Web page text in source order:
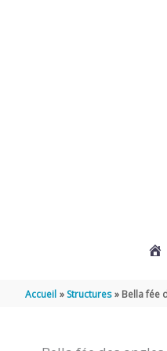
Accueil Structures Bella fée